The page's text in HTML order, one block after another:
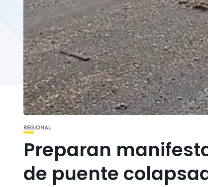
REGIONAL
Preparan
de puente